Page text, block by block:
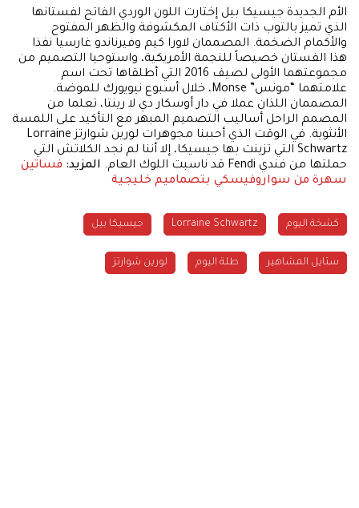
الأم الجديدة جيسيكا بيل إختارت اللون الوردي الفاتح لفستانها
الذي تميز بالتوب ذات الأكتاف المكشوفة والظهر المفتوح
والأكمام الضخمة. المصممان لاورا كيم وفيرناندو غارسيا نفذا
هذا الفستان خصيصاً للنجمة الأمريكية، واستوحيا التصميم من
مجموعتهما الأولى لصيف 2016 التي أطلقاها تحت اسم
علامتهما “مونس” Monse، خلال أسبوع نيويورك للموضة.
المصممان اللذان عملا في دار أوسكار دي لا رينتا، تعلما من
المصمم الراحل أساليب التصميم المبهر مع التأكيد على اللمسة
الأنثوية. في الوقت الذي أحببنا مجوهرات لورين شوارتز Lorraine
Schwartz التي تزينت بها جيسيكا، إلا أننا لم نجد الكلاتش التي
حملتها من فندي Fendi قد ناسبت اللوك العام.
المزيد: فساتين
سهرة من سواروفيسكي بتصماميم خليجية
كشخة اليوم Lorraine Schwartz جيسيكا بيل
ستايل المشاهير طلة اليوم لورين شوارتز